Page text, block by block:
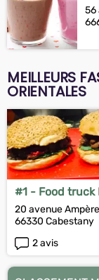
56
MEILLEURS
ORIENTALES
#1 - Food truck
20 avenue
66330 Cabestany
2 avis